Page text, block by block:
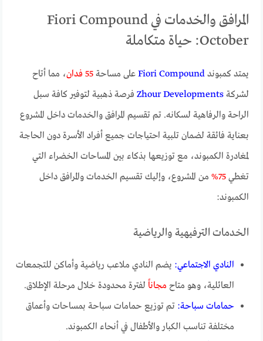
المرافق والخدمات في Fiori Compound
October: حياة متكاملة
يمتد كمبوندFiori Compound على مساحة55 فدان
، مما أتاح
لشركةZhour Developments فرصة ذهبية لتوفير كافة سبل
الراحة والرفاهية لسكانه. تم تقسيم المرافق والخدمات داخل المشروع
بعناية فائقة لضمان تلبية احتياجات جميع أفراد الأسرة دون الحاجة
لمغادرة الكمبوند، مع توزيعها بذكاء بين المساحات الخضراء التي
تغطي75%
من المشروع، وإليك تقسيم الخدمات والمرافق داخل
الكمبوند:
الخدمات الترفيهية والرياضية
النادي الاجتماعي: يضم النادي ملاعب رياضية وأماكن للتجمعات
العائلية، وهو متاح مجاناً لفترة محدودة خلال مرحلة الإطلاق.
حمامات سباحة: تم توزيع حمامات سباحة بمساحات وأعماق
مختلفة تناسب الكبار والأطفال في أنحاء الكمبوند.